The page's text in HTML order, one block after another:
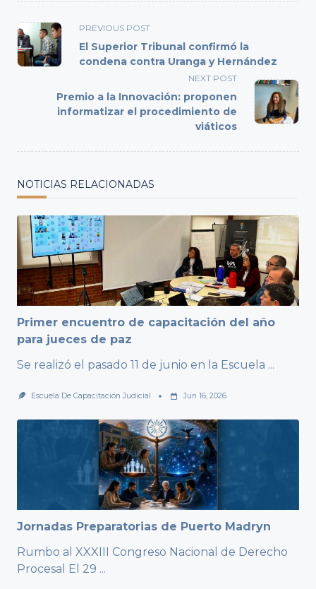
<span
class="nav-
subtitle
reader-
text">Page</span>
PREVIOUS POST
El Superior Tribunal confirmó la
condena contra Uranga y Hernández
NEXT POST
Premio a la Innovación: proponen
informatizar el procedimiento de
viáticos
NOTICIAS RELACIONADAS
Primer encuentro de capacitación del año
para jueces de paz
Se realizó el pasado 11 de junio en la Escuela ...
Escuela De Capacitación Judicial Jun 16, 2026
Jornadas Preparatorias de Puerto Madryn
Rumbo al XXXIII Congreso Nacional de Derecho
Procesal El 29 ...